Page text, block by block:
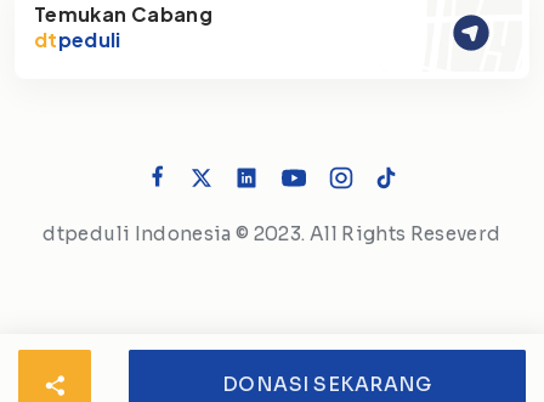
DONASI SEKARANG
Temukan Cabang
dtpeduli
dtpeduli Indonesia © 2023. All Rights Reseverd